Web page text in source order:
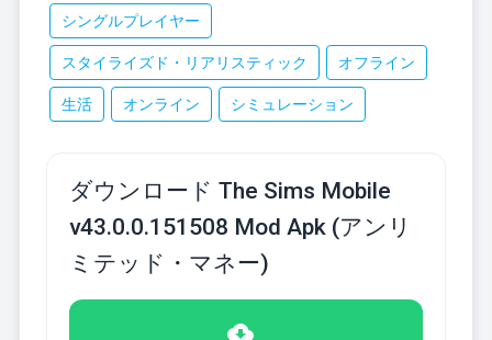
シングルプレイヤー
スタイライズド・リアリスティック オフライン
生活 オンライン シミュレーション
ダウンロード The Sims Mobile
v43.0.0.151508 Mod Apk (アンリ
ミテッド・マネー)